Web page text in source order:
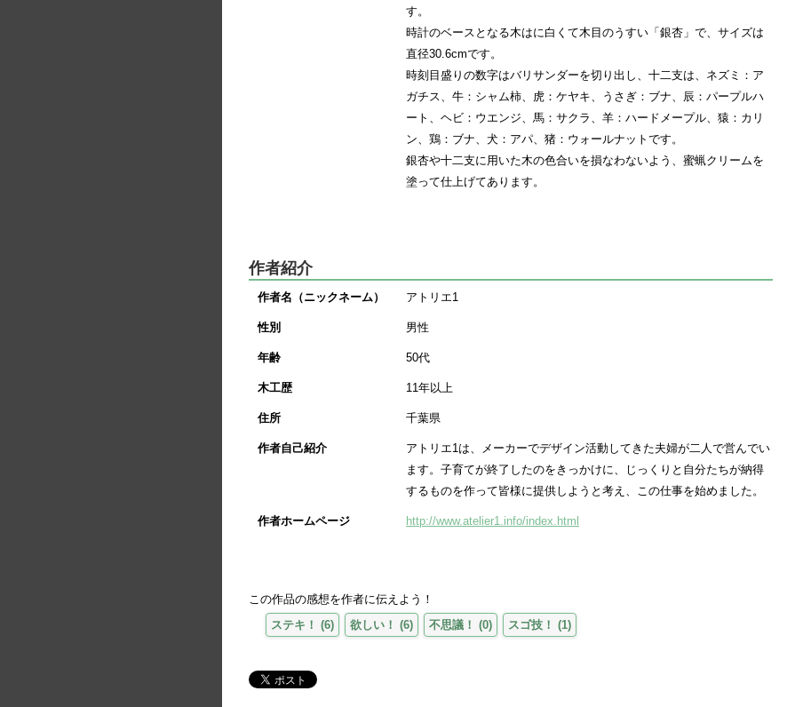
す。
時計のベースとなる木はに白くて木目のうすい「銀杏」で、サイズは
直径30.6cmです。
時刻目盛りの数字はバリサンダーを切り出し、十二支は、ネズミ：ア
ガチス、牛：シャム柿、虎：ケヤキ、うさぎ：ブナ、辰：パープルハ
ート、ヘビ：ウエンジ、馬：サクラ、羊：ハードメープル、猿：カリ
ン、鶏：ブナ、犬：アパ、猪：ウォールナットです。
銀杏や十二支に用いた木の色合いを損なわないよう、蜜蝋クリームを
塗って仕上げてあります。
作者紹介
作者名（ニックネーム） アトリエ1
性別 男性
年齢 50代
木工歴 11年以上
住所 千葉県
作者自己紹介
アトリエ1は、メーカーでデザイン活動してきた夫婦が二人で営んでい
ます。子育てが終了したのをきっかけに、じっくりと自分たちが納得
するものを作って皆様に提供しようと考え、この仕事を始めました。
作者ホームページ http://www.atelier1.info/index.html
この作品の感想を作者に伝えよう！
ステキ！ (6) 欲しい！ (6) 不思議！ (0) スゴ技！ (1)